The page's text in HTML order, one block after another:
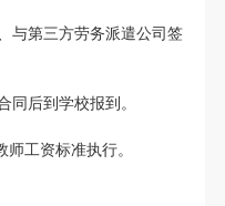
与第三方劳务派遣公司签
同后到学校报到。
工资标准执行。